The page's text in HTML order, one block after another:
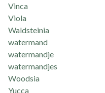
Vinca
Viola
Waldsteinia
watermand
watermandje
watermandjes
Woodsia
Yucca